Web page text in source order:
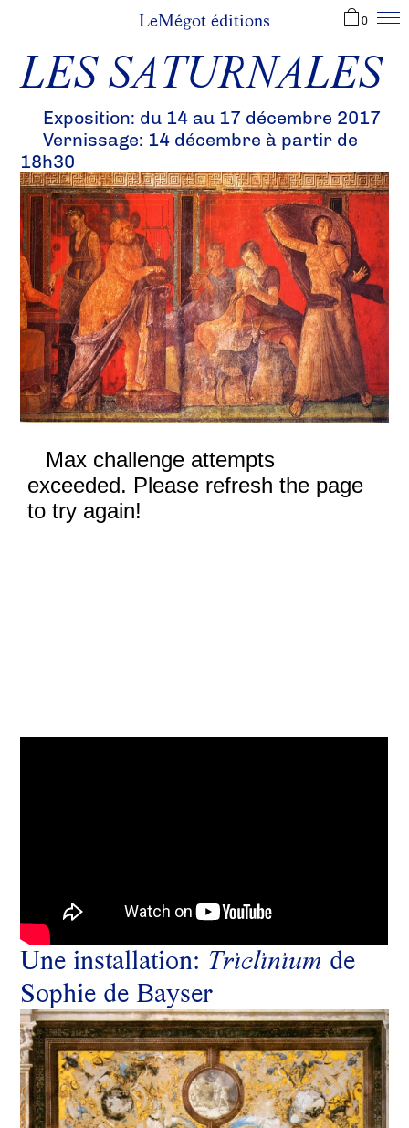
LeMégot éditions 0
LES SATURNALES
Exposition: du 14 au 17 décembre 2017
Vernissage: 14 décembre à partir de
18h30
Une installation: Triclinium de
Sophie de Bayser